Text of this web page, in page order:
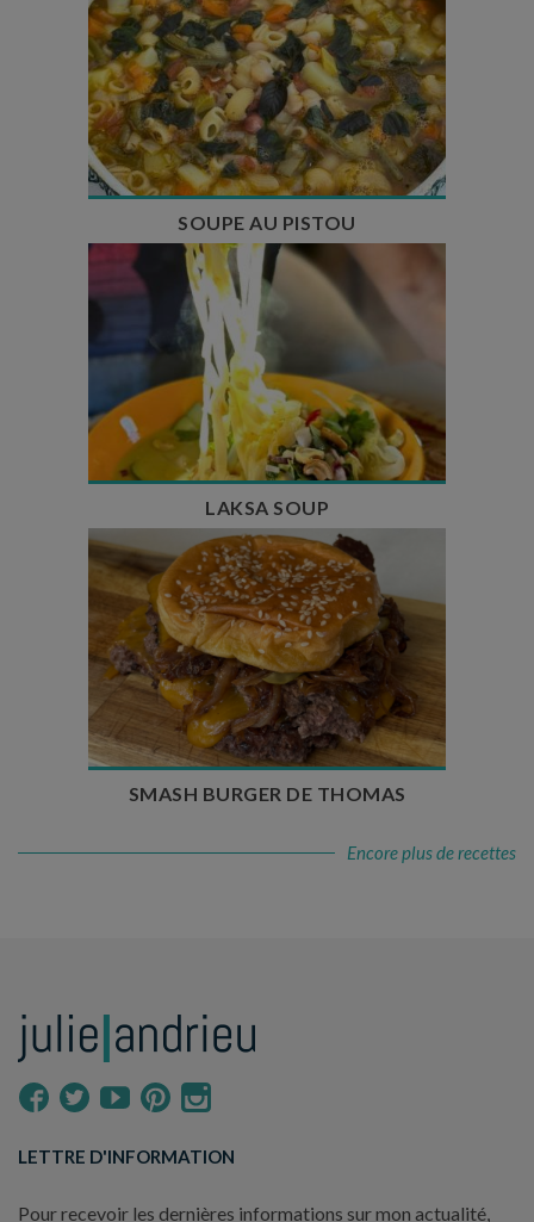
Temps de préparation : 35 min
Temps de cuisson : 1h15
Nombre de couverts : 8
SOUPE AU PISTOU
Temps de préparation : 40 min
Temps de cuisson : 25 min
Nombre de couverts : 4
LAKSA SOUP
Temps de préparation : 20 min
Temps de cuisson : 5 à 10 min
Nombre de couverts : 4
SMASH BURGER DE THOMAS
Encore plus de recettes
LETTRE D'INFORMATION
Pour recevoir les dernières informations sur mon actualité,